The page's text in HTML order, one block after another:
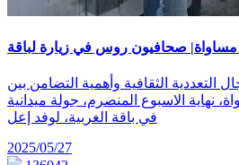
الثقافية وأهمية التضامن بين
نهاية الاسبوع المنصرم، جولة ميدانية
في باقة الغربية، لوفد إعل
2025/05/27